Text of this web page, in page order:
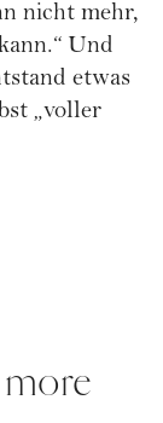
nicht mehr,
Und
etwas
„voller